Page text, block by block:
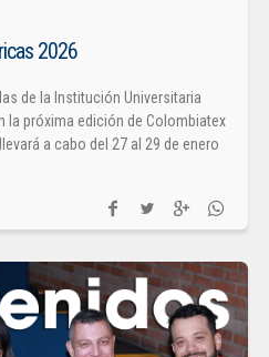
2026
de la Institución Universitaria
la próxima edición de Colombiatex
a cabo del 27 al 29 de enero